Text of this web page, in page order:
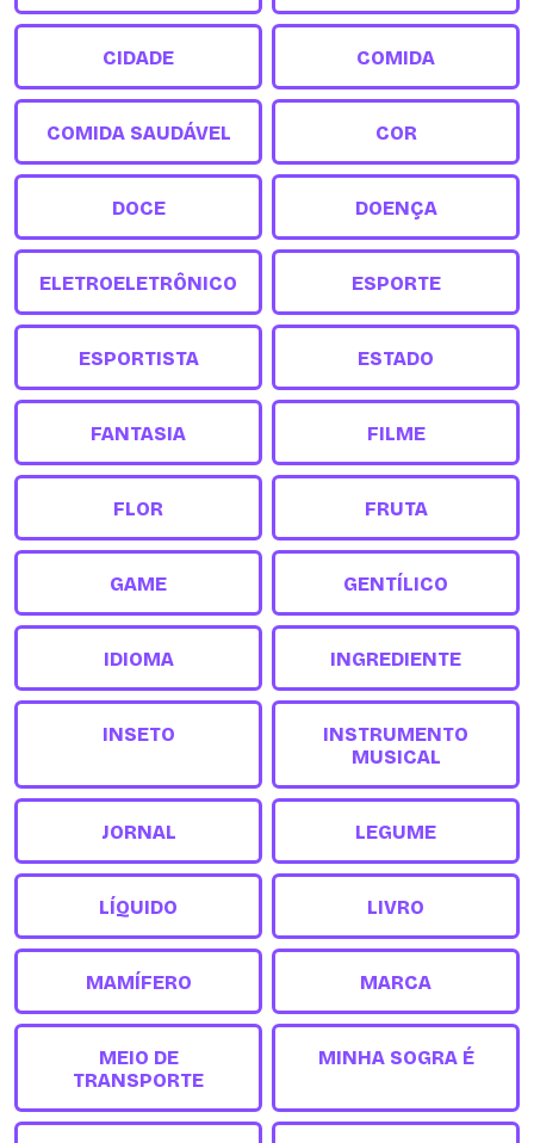
CIDADE COMIDA
COMIDA SAUDÁVEL COR
DOCE DOENÇA
ELETROELETRÔNICO ESPORTE
ESPORTISTA ESTADO
FANTASIA FILME
FLOR FRUTA
GAME GENTÍLICO
IDIOMA INGREDIENTE
INSETO
INSTRUMENTO
MUSICAL
JORNAL LEGUME
LÍQUIDO LIVRO
MAMÍFERO MARCA
MEIO DE
TRANSPORTE
MINHA SOGRA É